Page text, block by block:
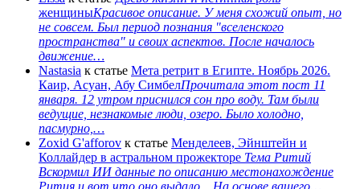
женщиныКрасивое описание. У меня схожий опыт, но
не совсем. Был период познания "вселенского
пространства" и своих аспектов. После началось
движение…
Nastasia к статье Мета ретрит в Египте. Ноябрь 2026.
Каир, Асуан, Абу СимбелПрочитала этот пост 11
января. 12 утром приснился сон про воду. Там были
ведущие, незнакомые люди, озеро. Было холодно,
пасмурно,…
Zoxid G'afforov к статье Менделеев, Эйнштейн и
Коллайдер в астральном прожекторе Тема Ритий
Вскормил ИИ данные по описанию местонахождение
Рития и вот что оно выдало На основе вашего…